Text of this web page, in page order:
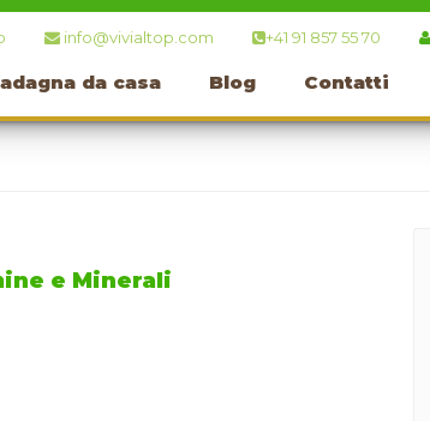
+41 91 857 55 70
info@vivialtop.com
da casa Blog Contatti
e Minerali